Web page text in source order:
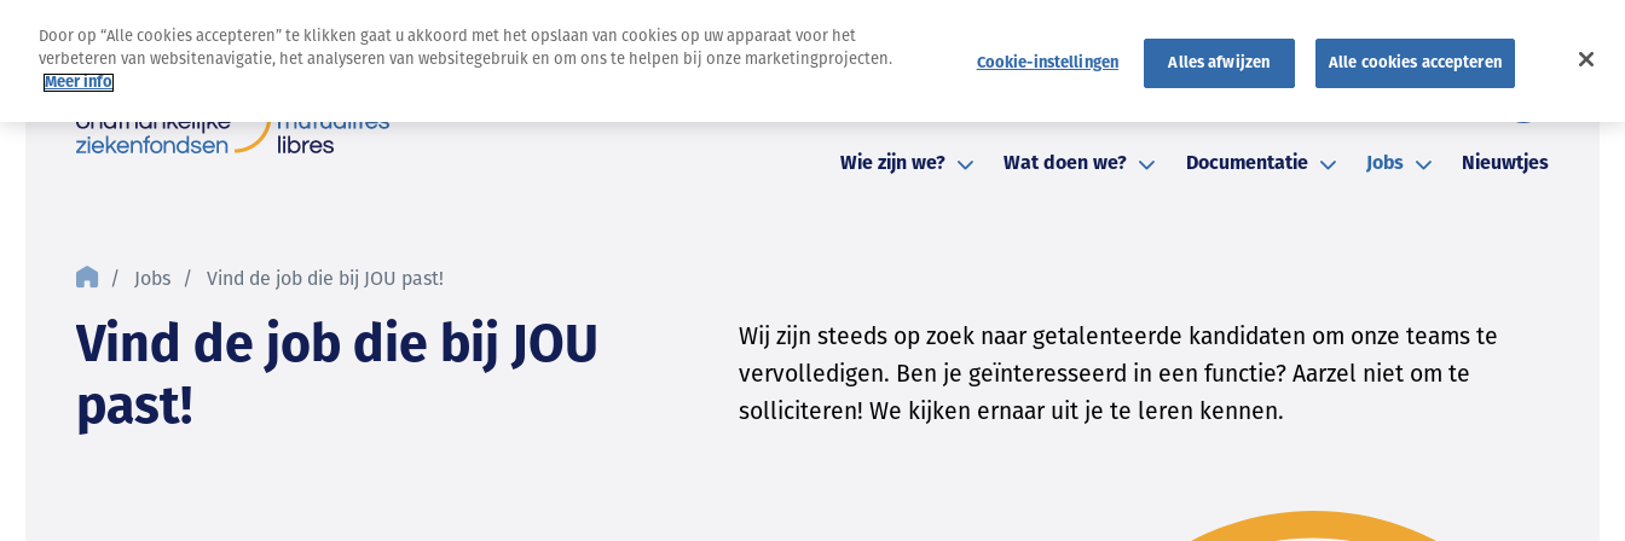
Wie zijn we? Wat doen we? Documentatie Jobs Nieuwtjes
Jobs Vind de job die bij JOU past!
Vind de job die bij JOU
past!
Wij zijn steeds op zoek naar getalenteerde kandidaten om onze teams te
vervolledigen. Ben je geïnteresseerd in een functie? Aarzel niet om te
solliciteren! We kijken ernaar uit je te leren kennen.
Door op “Alle cookies accepteren” te klikken gaat u akkoord met het opslaan van cookies op uw apparaat voor het
verbeteren van websitenavigatie, het analyseren van websitegebruik en om ons te helpen bij onze marketingprojecten.
Meer info
Cookie-instellingen Alles afwijzen Alle cookies accepteren